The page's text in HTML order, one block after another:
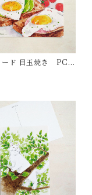
ード 目玉焼き PC3